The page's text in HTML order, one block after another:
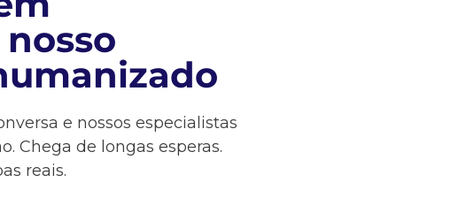
e nossos especialistas
Chega de longas esperas.
reais.